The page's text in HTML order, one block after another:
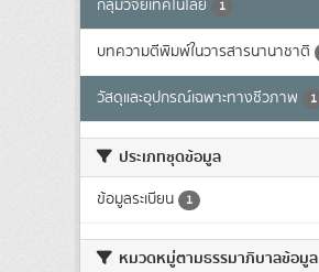
กลุ่มวิจัยเทคโนโลยี 1
บทความตีพิมพ์ในวารสารนานาชาติ
วัสดุและอุปกรณ์เฉพาะทางชีวภาพ 1
ประเภทชุดข้อมูล
ข้อมูลระเบียน 1
หมวดหมู่ตามธรรมาภิบาลข้อมูล